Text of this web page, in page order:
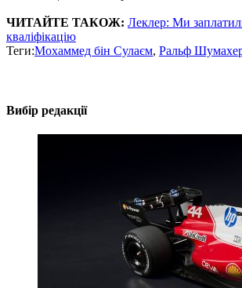
ЧИТАЙТЕ ТАКОЖ: Леклер: Ми
кваліфікацію
Теги:Мохаммед бін Сулаєм, Ральф
Вибір редакції